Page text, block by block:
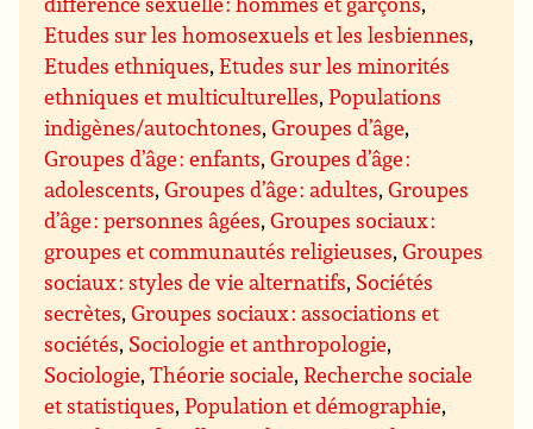
Etudes sur les homosexuels et les lesbiennes,
Etudes ethniques,Etudes sur les minorités
ethniques et multiculturelles,Populations
indigènes/autochtones,Groupes d’âge,
Groupes d’âge : enfants,Groupes d’âge :
adolescents,Groupes d’âge : adultes,Groupes
d’âge : personnes âgées,Groupes sociaux :
groupes et communautés religieuses,Groupes
sociaux : styles de vie alternatifs, Sociétés
secrètes,Groupes sociaux : associations et
sociétés, Sociologie et anthropologie,
Sociologie,Théorie sociale,Recherche sociale
et statistiques,Population et démographie,